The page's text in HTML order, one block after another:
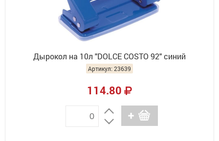
Дырокол на 10л "DOLCE COSTO 92" синий
Артикул: 23639
114.80